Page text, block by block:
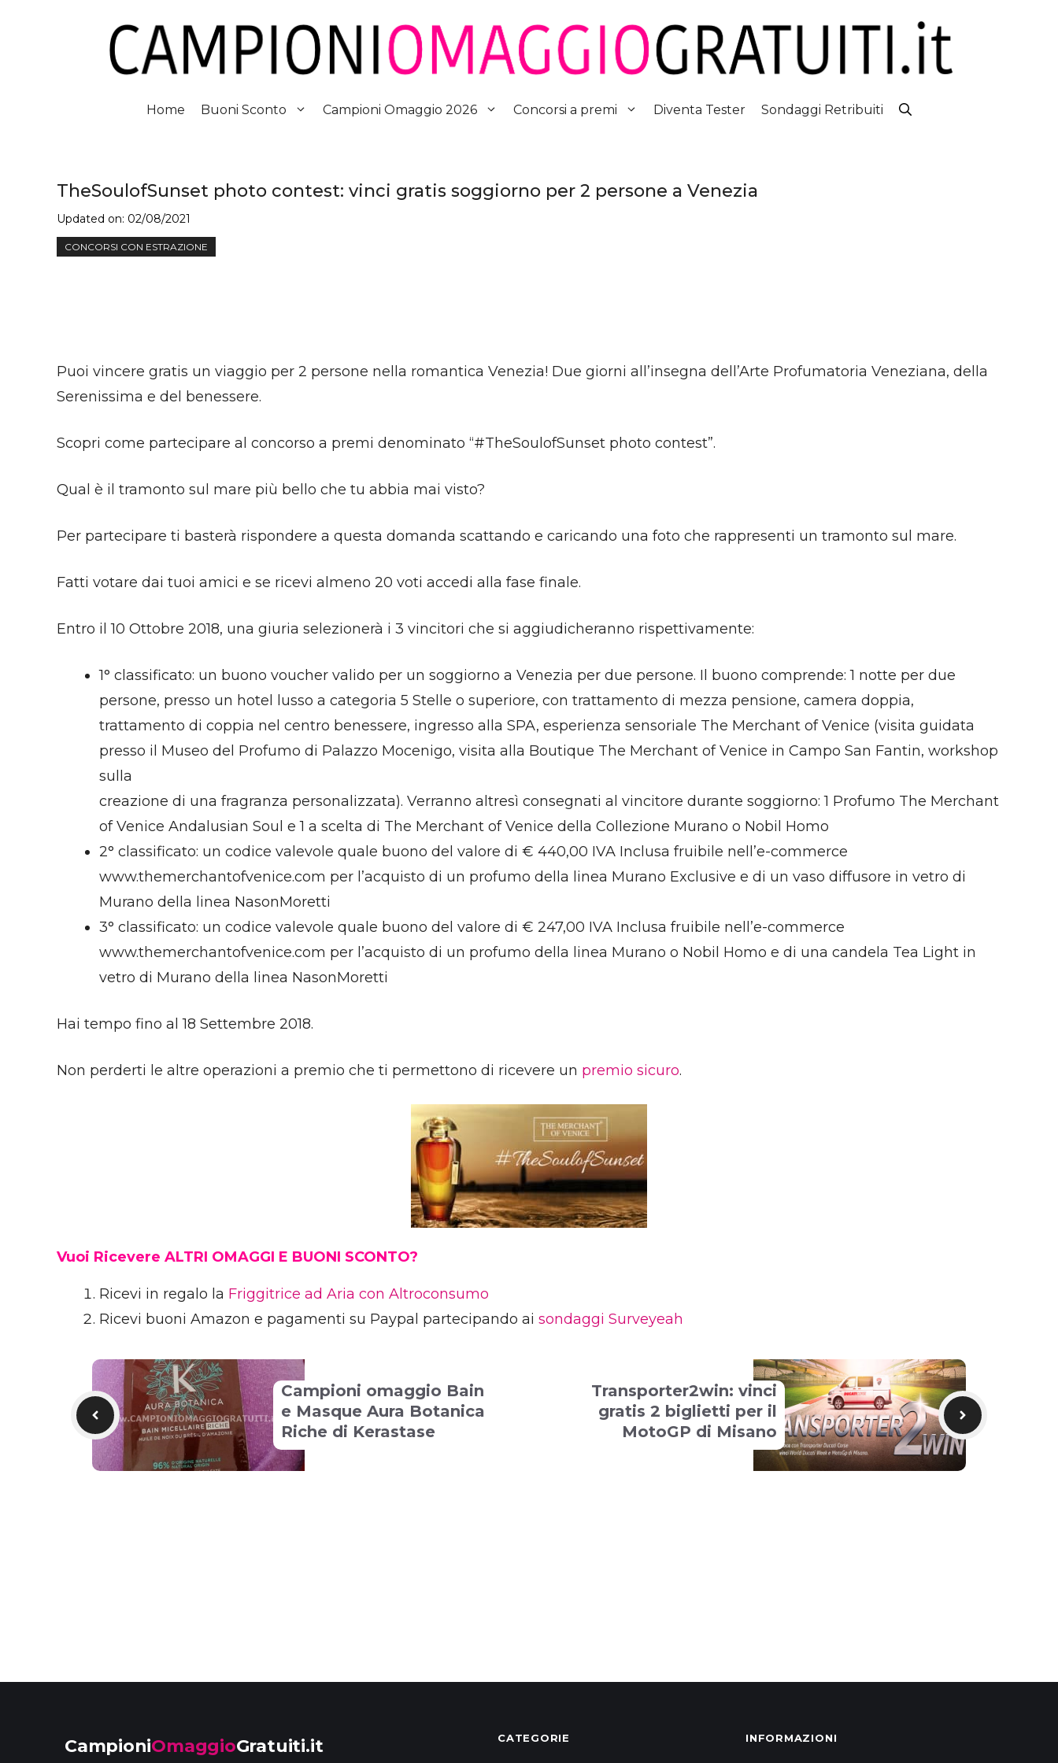
Home Buoni Sconto Campioni Omaggio 2026 Concorsi a premi Diventa Tester Sondaggi Retribuiti
TheSoulofSunset photo contest: vinci gratis soggiorno per 2 persone a Venezia
Updated on: 02/08/2021
CONCORSI CON ESTRAZIONE
Puoi vincere gratis un viaggio per 2 persone nella romantica Venezia! Due giorni all’insegna dell’Arte Profumatoria Veneziana, della
Serenissima e del benessere.
Scopri come partecipare al concorso a premi denominato “#TheSoulofSunset photo contest”.
Qual è il tramonto sul mare più bello che tu abbia mai visto?
Per partecipare ti basterà rispondere a questa domanda scattando e caricando una foto che rappresenti un tramonto sul mare.
Fatti votare dai tuoi amici e se ricevi almeno 20 voti accedi alla fase finale.
Entro il 10 Ottobre 2018, una giuria selezionerà i 3 vincitori che si aggiudicheranno rispettivamente:
1° classificato: un buono voucher valido per un soggiorno a Venezia per due persone. Il buono comprende: 1 notte per due
persone, presso un hotel lusso a categoria 5 Stelle o superiore, con trattamento di mezza pensione, camera doppia,
trattamento di coppia nel centro benessere, ingresso alla SPA, esperienza sensoriale The Merchant of Venice (visita guidata
presso il Museo del Profumo di Palazzo Mocenigo, visita alla Boutique The Merchant of Venice in Campo San Fantin, workshop
sulla
creazione di una fragranza personalizzata). Verranno altresì consegnati al vincitore durante soggiorno: 1 Profumo The Merchant
of Venice Andalusian Soul e 1 a scelta di The Merchant of Venice della Collezione Murano o Nobil Homo
2° classificato: un codice valevole quale buono del valore di € 440,00 IVA Inclusa fruibile nell’e-commerce
www.themerchantofvenice.com per l’acquisto di un profumo della linea Murano Exclusive e di un vaso diffusore in vetro di
Murano della linea NasonMoretti
3° classificato: un codice valevole quale buono del valore di € 247,00 IVA Inclusa fruibile nell’e-commerce
www.themerchantofvenice.com per l’acquisto di un profumo della linea Murano o Nobil Homo e di una candela Tea Light in
vetro di Murano della linea NasonMoretti
Hai tempo fino al 18 Settembre 2018.
Non perderti le altre operazioni a premio che ti permettono di ricevere un premio sicuro.
Vuoi Ricevere ALTRI OMAGGI E BUONI SCONTO?
Ricevi in regalo la Friggitrice ad Aria con Altroconsumo
Ricevi buoni Amazon e pagamenti su Paypal partecipando ai sondaggi Surveyeah
Campioni omaggio Bain
e Masque Aura Botanica
Riche di Kerastase
Transporter2win: vinci
gratis 2 biglietti per il
MotoGP di Misano
CampioniOmaggioGratuiti.it CATEGORIE INFORMAZIONI